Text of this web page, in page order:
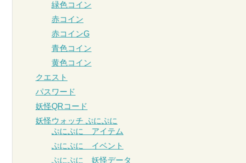
緑色コイン
赤コイン
赤コインG
青色コイン
黄色コイン
クエスト
パスワード
妖怪QRコード
妖怪ウォッチ ぷにぷに
ぷにぷに アイテム
ぷにぷに イベント
ぷにぷに 妖怪データ